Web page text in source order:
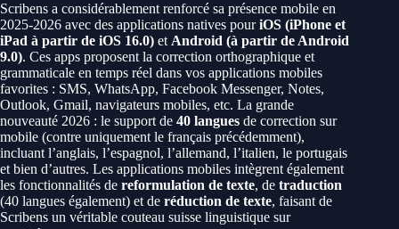
Scribens a considérablement renforcé sa présence mobile en
2025-2026 avec des applications natives pouriOS (iPhone et
iPad à partir de iOS 16.0) et Android (à partir de Android
9.0). Ces apps proposent la correction orthographique et
grammaticale en temps réel dans vos applications mobiles
favorites : SMS, WhatsApp, Facebook Messenger, Notes,
Outlook, Gmail, navigateurs mobiles, etc. La grande
nouveauté 2026 : le support de 40 langues de correction sur
mobile (contre uniquement le français précédemment),
incluant l’anglais, l’espagnol, l’allemand, l’italien, le portugais
et bien d’autres. Les applications mobiles intègrent également
les fonctionnalités de reformulation de texte, de traduction
(40 langues également) et de réduction de texte, faisant de
Scribens un véritable couteau suisse linguistique sur